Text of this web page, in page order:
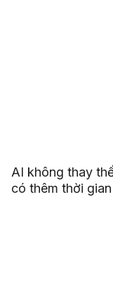
AI không thay
có thêm thời